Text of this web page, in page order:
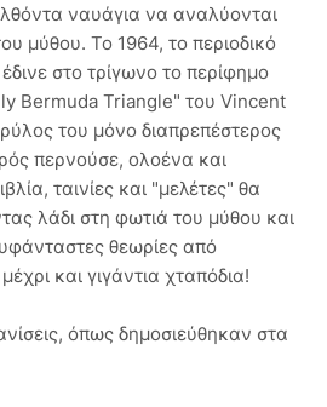
ναυάγια να αναλύονται
μύθου. Το 1964, το περιοδικό
στο τρίγωνο το περίφημο
Bermuda Triangle" του Vincent
του μόνο διαπρεπέστερος
περνούσε, ολοένα και
ταινίες και "μελέτες" θα
λάδι στη φωτιά του μύθου και
θεωρίες από
και γιγάντια χταπόδια!
όπως δημοσιεύθηκαν στα